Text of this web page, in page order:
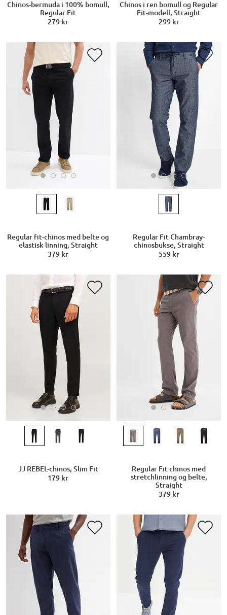
Chinos-bermuda i 100% bomull,
Regular Fit
279 kr
Chinos i ren bomull og Regular
Fit-modell, Straight
299 kr
Regular fit-chinos med belte og
elastisk linning, Straight
379 kr
Regular Fit Chambray-
chinosbukse, Straight
559 kr
JJ REBEL-chinos, Slim Fit
179 kr
Regular Fit chinos med
stretchlinning og belte,
Straight
379 kr